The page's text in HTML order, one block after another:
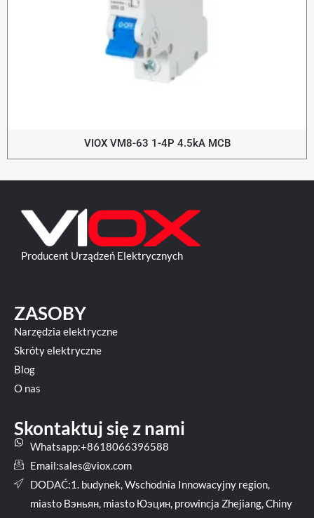
VIOX VM8-63 1-4P 4.5kA MCB
Producent Urządzeń Elektrycznych
ZASOBY
Narzędzia elektryczne
Skróty elektryczne
Blog
O nas
Skontaktuj się z nami
Whatsapp:+8618066396588
Email:sales@viox.com
DODAĆ:1. budynek, Wschodnia Innowacyjny region,
miasto Вэньян, miasto Юэцин, prowincja Zhejiang, Chiny